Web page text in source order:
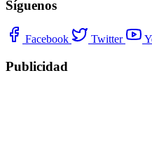
Síguenos
Facebook Twitter
Publicidad